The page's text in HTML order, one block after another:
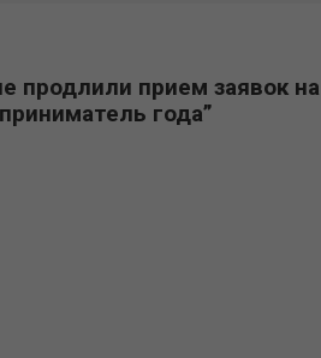
продлили прием заявок на
года”